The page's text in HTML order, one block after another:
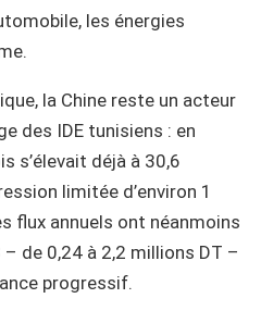
les énergies
la Chine reste un acteur
des IDE tunisiens : en
s’élevait déjà à 30,6
limitée d’environ 1
flux annuels ont néanmoins
de 0,24 à 2,2 millions DT –
progressif.